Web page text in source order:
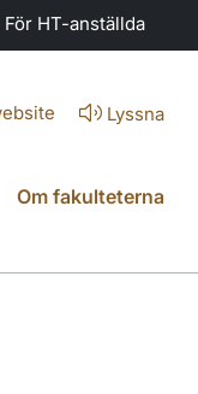
För HT-anställda
Lyssna
Om fakulteterna